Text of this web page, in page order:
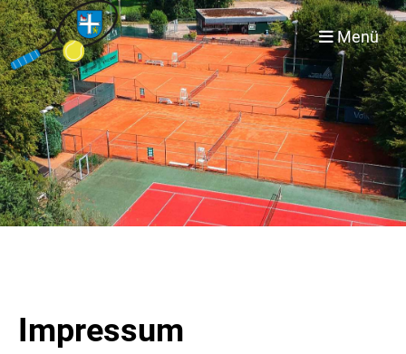
Menü
Impressum